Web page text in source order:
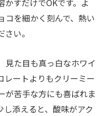
コを細かく刻んで、熱い
い。
見た目も真っ白なホワイ
レートよりもクリーミー
が苦手な方にも喜ばれま
添えると、酸味がアク